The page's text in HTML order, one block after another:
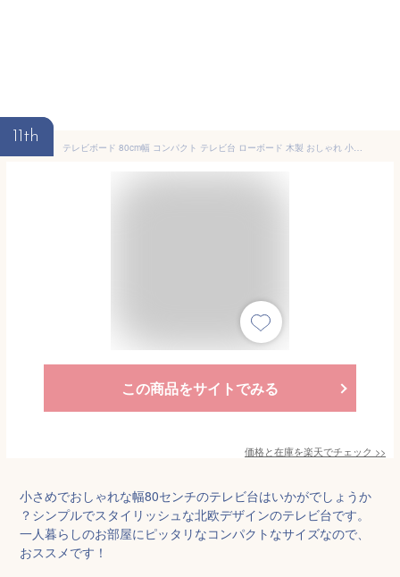
11th
テレビボード 80cm幅 コンパクト テレビ台 ローボード 木製 おしゃれ 小さめ 小さい 北欧 スタイリッシュ モダン TIFFY CD DVD 収納 引出し 引き出し キャビネット リビングボード ワンルーム 1人暮らし 収納家具 かわいい シンプル
この商品をサイトでみる
価格と在庫を楽天でチェック >>
小さめでおしゃれな幅80センチのテレビ台はいかがでしょうか
？シンプルでスタイリッシュな北欧デザインのテレビ台です。
一人暮らしのお部屋にピッタリなコンパクトなサイズなので、
おススメです！